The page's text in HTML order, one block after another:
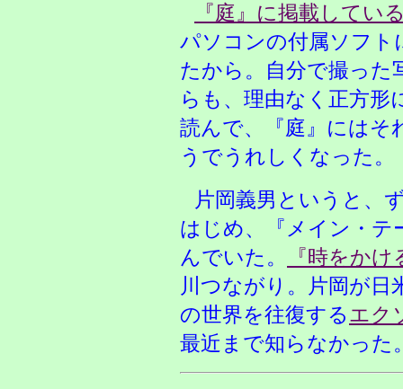
『庭』に掲載してい
パソコンの付属ソフト
たから。自分で撮った
らも、理由なく正方
読んで、『庭』にはそ
うでうれしくなった。
片岡義男というと、
はじめ、『メイン・テ
んでいた。
『時をか
川つながり。片岡が
の世界を往復するエク
最近まで知らなかった